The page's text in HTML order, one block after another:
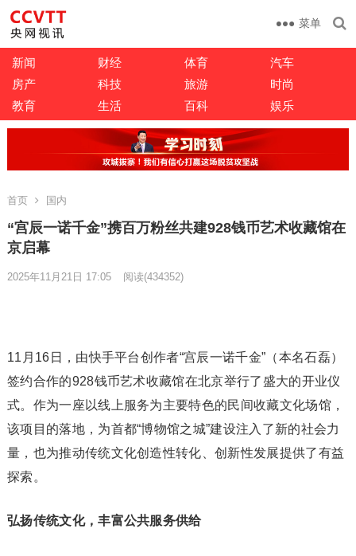
菜单
新闻 财经 体育
汽车
房产
科技 旅游
时尚
教育
生活 百科 娱乐
首页 国内
“宫辰一诺千金”携百万粉丝共建928钱币艺术收藏馆在
京启幕
2025年11月21日 17:05 阅读(434352)
11月16日，由快手平台创作者“宫辰一诺千金”（本名石磊）
签约合作的928钱币艺术收藏馆在北京举行了盛大的开业仪
式。作为一座以线上服务为主要特色的民间收藏文化场馆，
该项目的落地，为首都“博物馆之城”建设注入了新的社会力
量，也为推动传统文化创造性转化、创新性发展提供了有益
探索。
弘扬传统文化，丰富公共服务供给